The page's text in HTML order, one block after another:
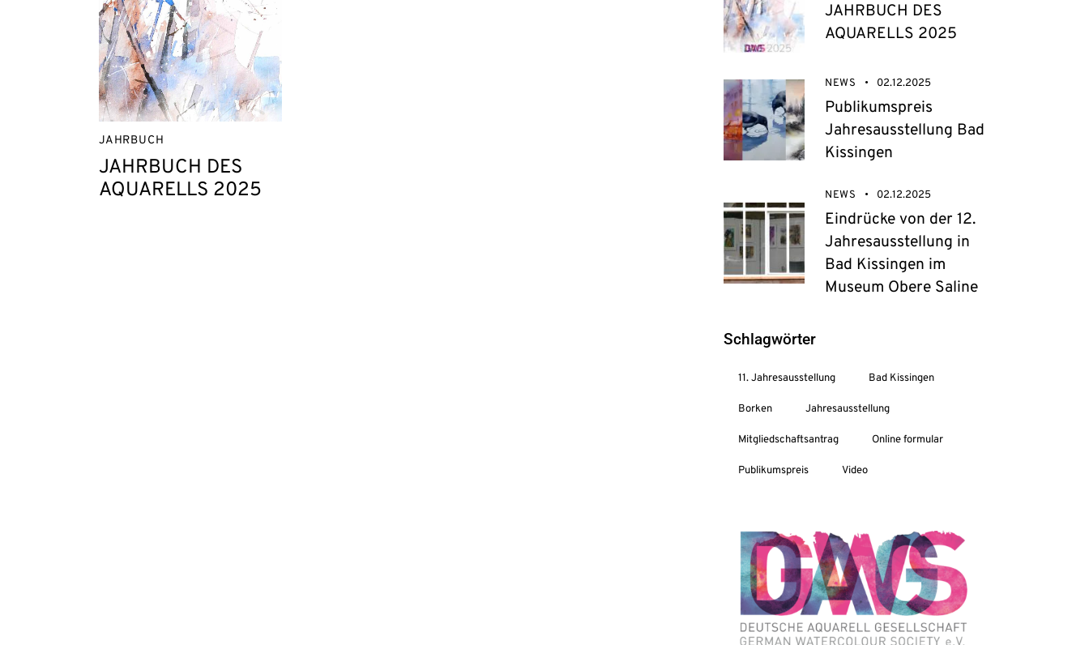
JAHRBUCH
JAHRBUCH DES
AQUARELLS 2025
JAHRBUCH DES
AQUARELLS 2025
NEWS 02.12.2025
Publikumspreis
Jahresausstellung Bad
Kissingen
NEWS 02.12.2025
Eindrücke von der 12.
Jahresausstellung in
Bad Kissingen im
Museum Obere Saline
Schlagwörter
11. Jahresausstellung Bad Kissingen
Borken Jahresausstellung
Mitgliedschaftsantrag Online formular
Publikumspreis Video